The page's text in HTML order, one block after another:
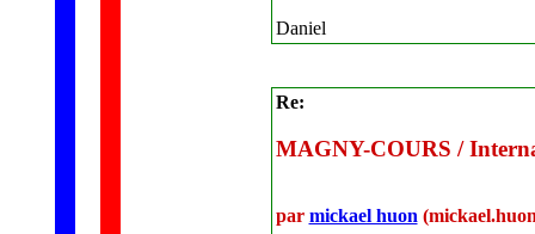
Daniel
Re:
MAGNY-COURS /
par mickael huon